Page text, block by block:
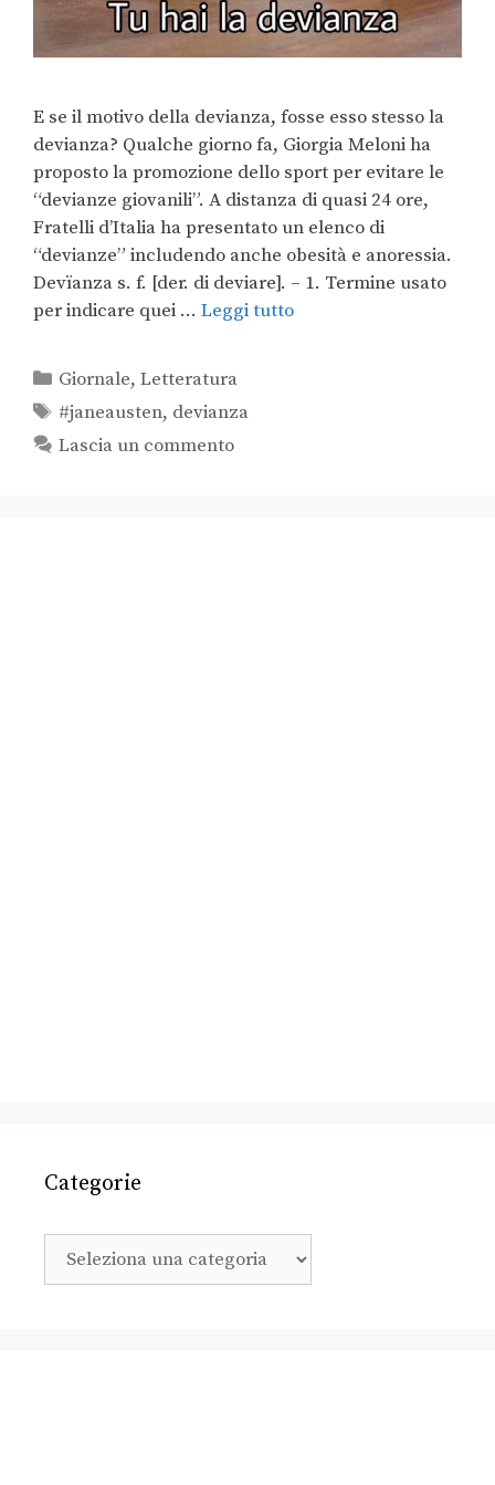
E se il motivo della devianza, fosse esso stesso la
devianza? Qualche giorno fa, Giorgia Meloni ha
proposto la promozione dello sport per evitare le
“devianze giovanili”. A distanza di quasi 24 ore,
Fratelli d’Italia ha presentato un elenco di
“devianze” includendo anche obesità e anoressia.
Devïanza s. f. [der. di deviare]. – 1. Termine usato
per indicare quei … Leggi tutto
Giornale,Letteratura
#janeausten, devianza
Lascia un commento
Categorie